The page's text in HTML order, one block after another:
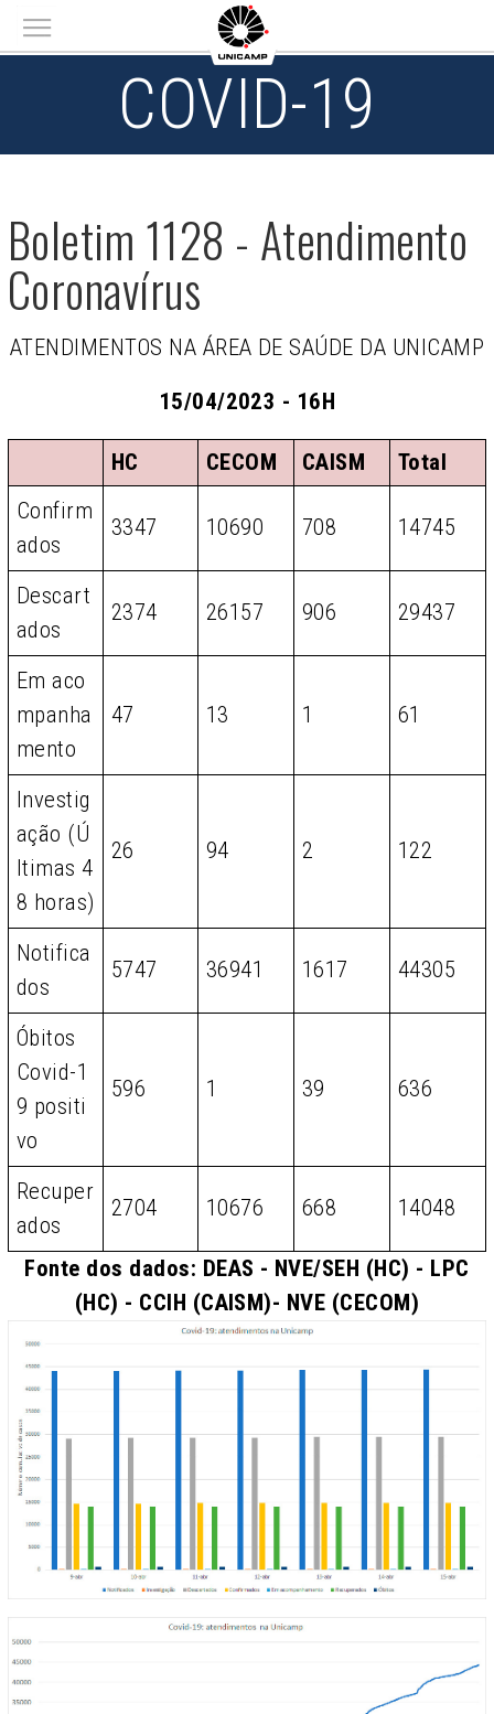
Main menu
COVID-19
Boletim 1128 - Atendimento
Coronavírus
ATENDIMENTOS NA ÁREA DE SAÚDE DA UNICAMP
15/04/2023 - 16H
HC CECOM CAISM
Total
Confirm
ados
3347 10690 708 14745
Descart
ados
2374 26157 906 29437
Em aco
mpanha
mento
47 13 1 61
Investig
ação (Ú
ltimas 4
8 horas)
26 94 2 122
Notifica
dos
5747 36941 1617 44305
Óbitos
Covid-1
9 positi
vo
596 1 39 636
Recuper
ados
2704 10676 668 14048
Fonte dos dados: DEAS - NVE/SEH (HC) - LPC
(HC) - CCIH (CAISM)- NVE (CECOM)